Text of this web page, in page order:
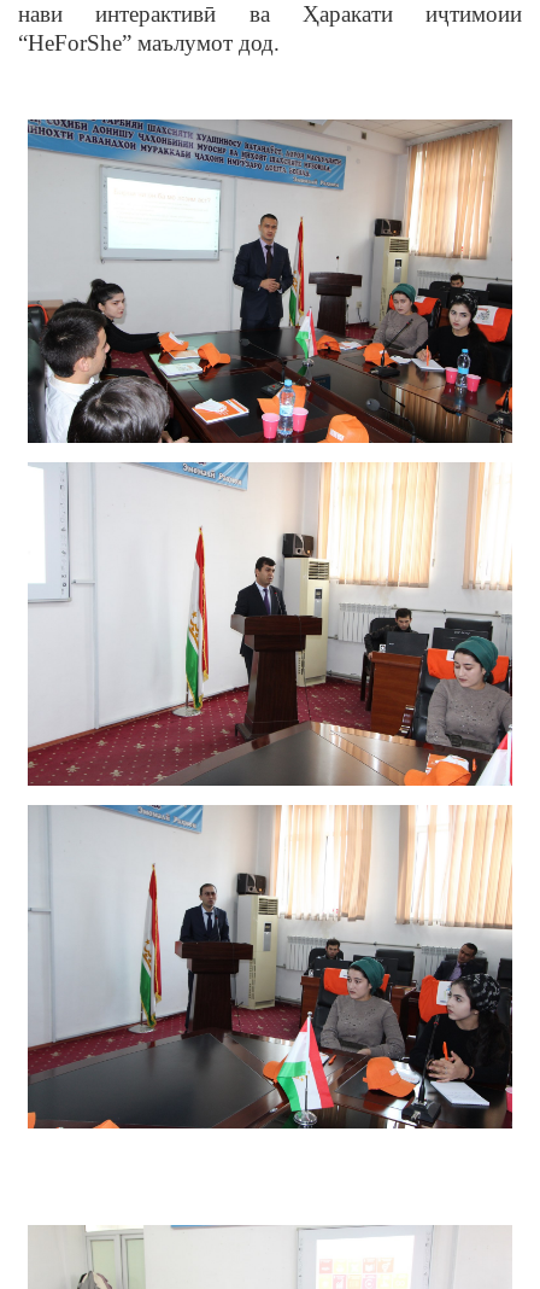
нави интерактивӣ ва Ҳаракати иҷтимоии
“HeForShe” маълумот дод.